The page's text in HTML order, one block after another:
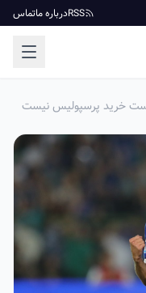
RSSدرباره ماتماس
خرید پرسپولیس نیست